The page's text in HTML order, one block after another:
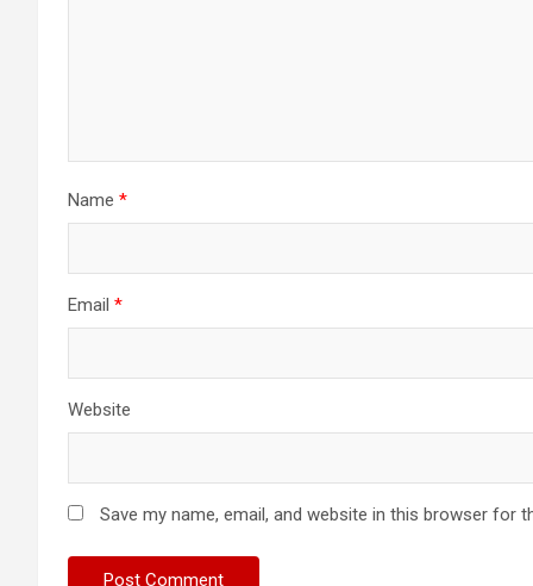
Name *
Email *
Website
Save my name, email, and website in this browser for